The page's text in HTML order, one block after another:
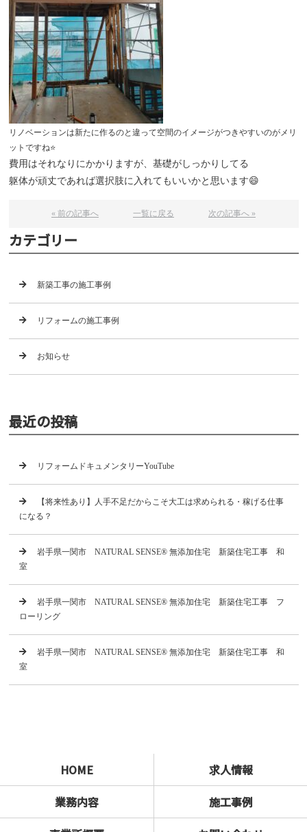
リノベーションは新たに作るのと違って空間のイメージがつきやすいのがメリ
ットですね⭐
費用はそれなりにかかりますが、基礎がしっかりしてる
躯体が頑丈であれば選択肢に入れてもいいかと思います😄
« 前の記事へ 一覧に戻る 次の記事へ »
カテゴリー
新築工事の施工事例
リフォームの施工事例
お知らせ
最近の投稿
リフォームドキュメンタリーYouTube
【将来性あり】人手不足だからこそ大工は求められる・稼げる仕事
になる？
岩手県一関市 NATURAL SENSE® 無添加住宅 新築住宅工事 和
室
岩手県一関市 NATURAL SENSE® 無添加住宅 新築住宅工事 フ
ローリング
岩手県一関市 NATURAL SENSE® 無添加住宅 新築住宅工事 和
室
HOME
求人情報
業務内容
施工事例